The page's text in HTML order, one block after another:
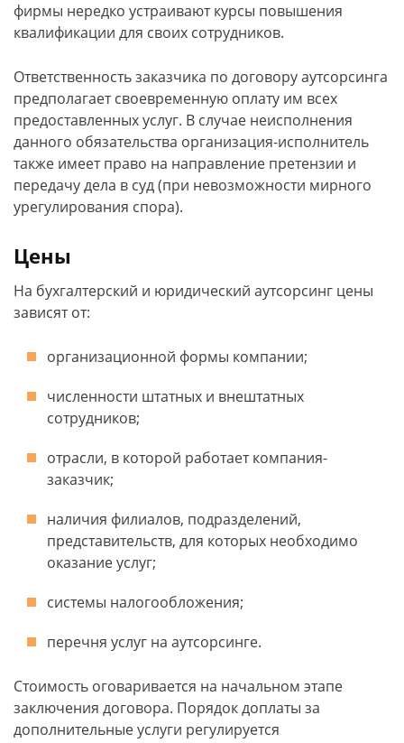
фирмы нередко устраивают курсы повышения
квалификации для своих сотрудников.
Ответственность заказчика по договору аутсорсинга
предполагает своевременную оплату им всех
предоставленных услуг. В случае неисполнения
данного обязательства организация-исполнитель
также имеет право на направление претензии и
передачу дела в суд (при невозможности мирного
урегулирования спора).
Цены
На бухгалтерский и юридический аутсорсинг цены
зависят от:
организационной формы компании;
численности штатных и внештатных
сотрудников;
отрасли, в которой работает компания-
заказчик;
наличия филиалов, подразделений,
представительств, для которых необходимо
оказание услуг;
системы налогообложения;
перечня услуг на аутсорсинге.
Стоимость оговаривается на начальном этапе
заключения договора. Порядок доплаты за
дополнительные услуги регулируется